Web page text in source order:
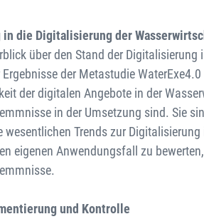
die Digitalisierung der
über den Stand der
der Metastudie
der digitalen Angebote in der
in der Umsetzung sind. Sie
wesentlichen Trends zur
eigenen Anwendungsfall zu
und Kontrolle